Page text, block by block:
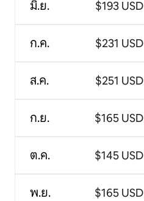
มิ.ย.
ก.ค.
ส.ค.
ก.ย.
ต.ค.
พ.ย.
$193 USD
$231 USD
$251 USD
$165 USD
$145 USD
$165 USD